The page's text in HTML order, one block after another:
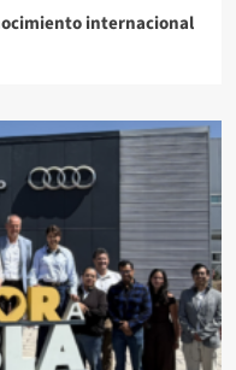
internacional